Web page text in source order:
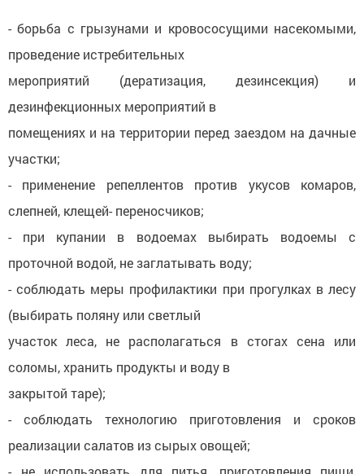
- борьба с грызунами и кровососущими насекомыми,
проведение истребительных
мероприятий (дератизация, дезинсекция) и
дезинфекционных мероприятий в
помещениях и на территории перед заездом на дачные
участки;
- применение репеллентов против укусов комаров,
слепней, клещей- переносчиков;
- при купании в водоемах выбирать водоемы с
проточной водой, не заглатывать воду;
- соблюдать меры профилактики при прогулках в лесу
(выбирать поляну или светлый
участок леса, не располагаться в стогах сена или
соломы, хранить продукты и воду в
закрытой таре);
- соблюдать технологию приготовления и сроков
реализации салатов из сырых овощей;